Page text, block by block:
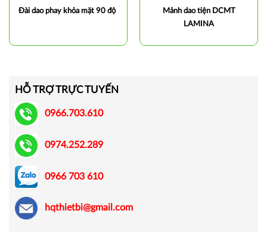
Đài dao phay khỏa mặt 90 độ
Mảnh dao tiện DCMT
LAMINA
HỖ TRỢ TRỰC TUYẾN
0966.703.610
0974.252.289
0966 703 610
hqthietbi@gmail.com